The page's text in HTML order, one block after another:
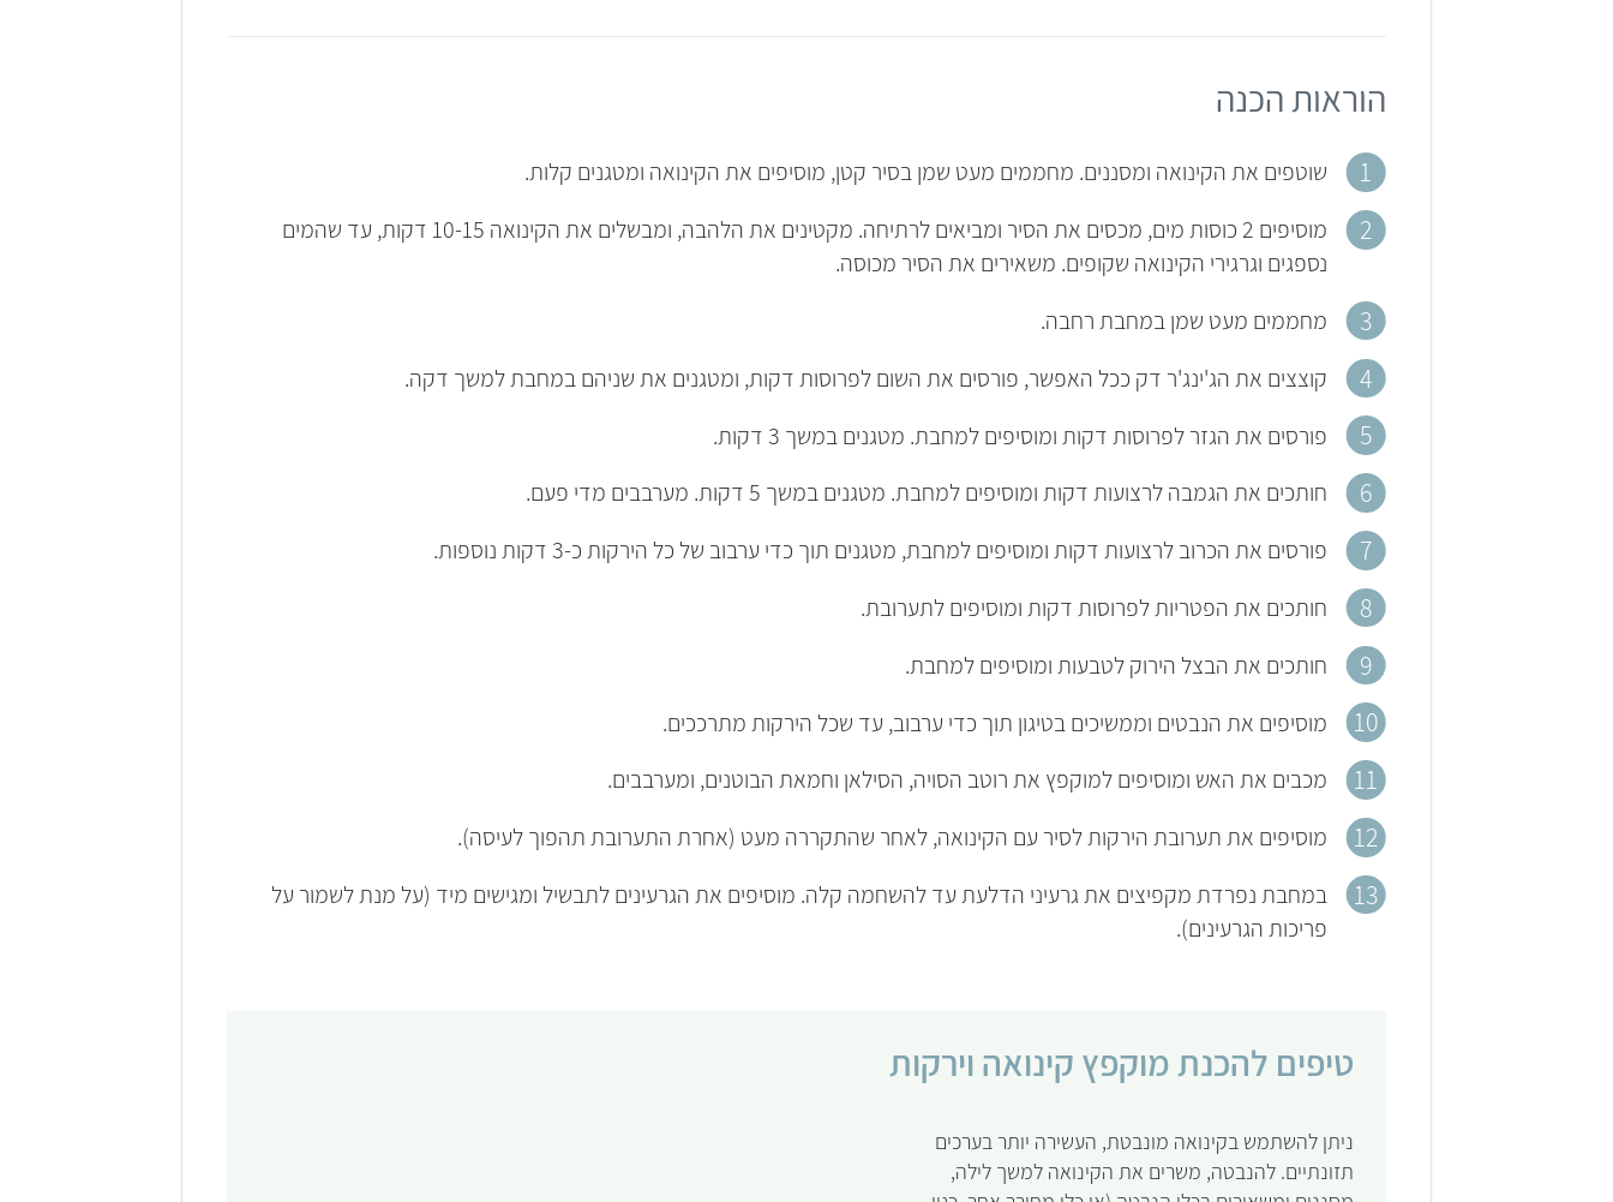
הוראות הכנה
שוטפים את הקינואה ומסננים. מחממים מעט שמן בסיר קטן, מוסיפים את הקינואה ומטגנים קלות.
מוסיפים 2 כוסות מים, מכסים את הסיר ומביאים לרתיחה. מקטינים את הלהבה, ומבשלים את הקינואה 10-15 דקות, עד שהמים
נספגים וגרגירי הקינואה שקופים. משאירים את הסיר מכוסה.
מחממים מעט שמן במחבת רחבה.
קוצצים את הג'ינג'ר דק ככל האפשר, פורסים את השום לפרוסות דקות, ומטגנים את שניהם במחבת למשך דקה.
פורסים את הגזר לפרוסות דקות ומוסיפים למחבת. מטגנים במשך 3 דקות.
חותכים את הגמבה לרצועות דקות ומוסיפים למחבת. מטגנים במשך 5 דקות. מערבבים מדי פעם.
פורסים את הכרוב לרצועות דקות ומוסיפים למחבת, מטגנים תוך כדי ערבוב של כל הירקות כ-3 דקות נוספות.
חותכים את הפטריות לפרוסות דקות ומוסיפים לתערובת.
חותכים את הבצל הירוק לטבעות ומוסיפים למחבת.
מוסיפים את הנבטים וממשיכים בטיגון תוך כדי ערבוב, עד שכל הירקות מתרככים.
מכבים את האש ומוסיפים למוקפץ את רוטב הסויה, הסילאן וחמאת הבוטנים, ומערבבים.
מוסיפים את תערובת הירקות לסיר עם הקינואה, לאחר שהתקררה מעט (אחרת התערובת תהפוך לעיסה).
במחבת נפרדת מקפיצים את גרעיני הדלעת עד להשחמה קלה. מוסיפים את הגרעינים לתבשיל ומגישים מיד (על מנת לשמור על
פריכות הגרעינים).
טיפים להכנת מוקפץ קינואה וירקות
ניתן להשתמש בקינואה מונבטת, העשירה יותר בערכים
תזונתיים. להנבטה, משרים את הקינואה למשך לילה,